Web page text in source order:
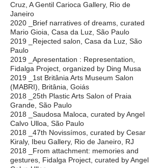
Cruz, A Gentil Carioca Gallery, Rio de
Janeiro
2020 _Brief narratives of dreams, curated
Mario Gioia, Casa da Luz, São Paulo
2019 _Rejected salon, Casa da Luz, São
Paulo
2019 _Apresentation : Representation,
Fidalga Project, organized by Ding Musa
2019 _1st Britânia Arts Museum Salon
(MABRI), Britânia, Goiás
2018 _25th Plastic Arts Salon of Praia
Grande, São Paulo
2018 _Saudosa Maloca, curated by Angel
Calvo Ulloa, São Paulo
2018 _47th Novissímos, curated by Cesar
Kiraly, Ibeu Gallery, Rio de Janeiro, RJ
2018 _From attachment: memories and
gestures, Fidalga Project, curated by Angel